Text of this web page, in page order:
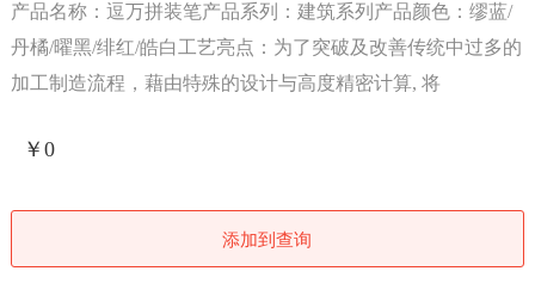
产品名称：逗万拼装笔产品系列：建筑系列产品颜色：缪蓝/
丹橘/曜黑/绯红/皓白工艺亮点：为了突破及改善传统中过多的
加工制造流程，藉由特殊的设计与高度精密计算, 将
￥0
添加到查询